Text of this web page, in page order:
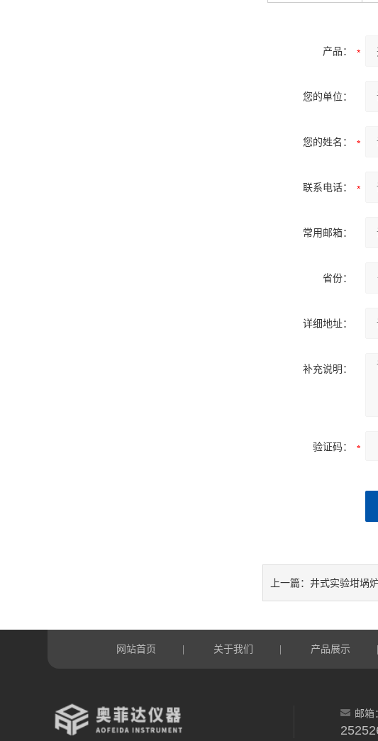
产品：
您的单位：
您的姓名：
联系电话：
常用邮箱：
省份：
详细地址：
补充说明：
验证码：
上一篇： 井式实验坩埚炉
网站首页 关于我们 产品展示
邮箱